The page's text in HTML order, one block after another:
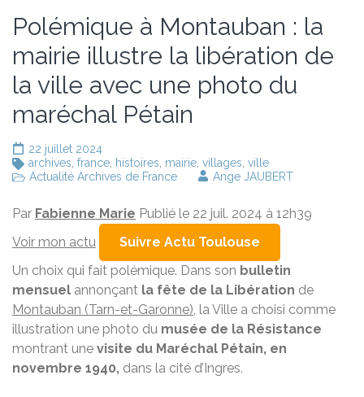
Polémique à Montauban : la
mairie illustre la libération de
la ville avec une photo du
maréchal Pétain
22 juillet 2024
archives france histoires mairie villages ville
Actualité Archives de France
Ange JAUBERT
Par Fabienne Marie Publié le 22 juil. 2024 à 12h39
Voir mon actu
Suivre Actu Toulouse
Un choix qui fait polémique. Dans son bulletin
mensuel annonçant la fête de la Libération de
Montauban (Tarn-et-Garonne), la Ville a choisi comme
illustration une photo du musée de la Résistance
montrant une visite du Maréchal Pétain, en
novembre 1940, dans la cité d’Ingres.